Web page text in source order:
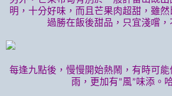
明，十分好味，而且芒果肉超甜，雖
過勝在飯後甜品，只宜淺嚐，
每逢九點後，慢慢開始熱鬧，有時可
雨，更加有”風”味添。